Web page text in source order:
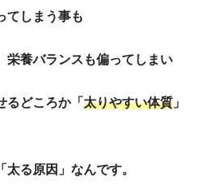
てしまう事も
栄養バランスも偏ってしまい
るどころか「 太りやすい体質 」
る原因」なんです。